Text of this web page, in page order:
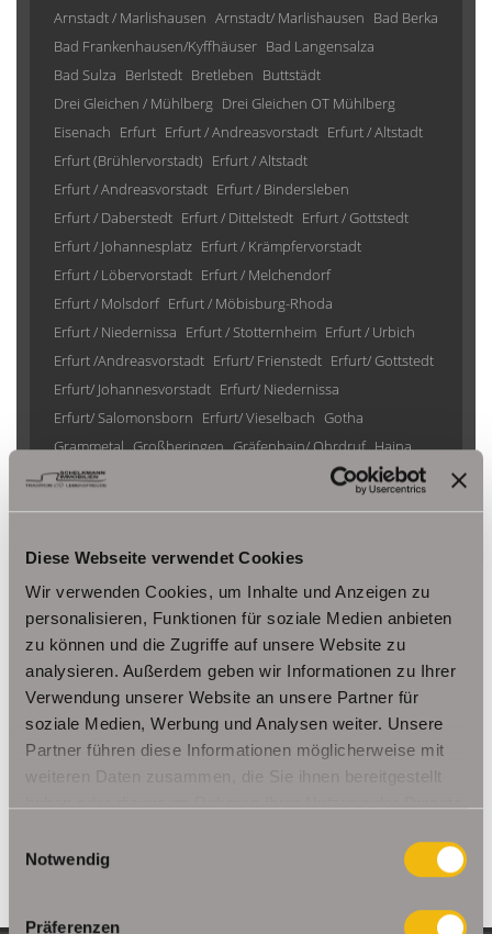
Diese Webseite verwendet Cookies
Wir verwenden Cookies, um Inhalte und Anzeigen zu
personalisieren, Funktionen für soziale Medien anbieten
zu können und die Zugriffe auf unsere Website zu
analysieren. Außerdem geben wir Informationen zu Ihrer
Verwendung unserer Website an unsere Partner für
soziale Medien, Werbung und Analysen weiter. Unsere
Partner führen diese Informationen möglicherweise mit
weiteren Daten zusammen, die Sie ihnen bereitgestellt
Notwendig
Präferenzen
Arnstadt / Marlishausen Arnstadt/ Marlishausen Bad Berka
Bad Frankenhausen/Kyffhäuser Bad Langensalza
Bad Sulza Berlstedt Bretleben Buttstädt
Drei Gleichen / Mühlberg Drei Gleichen OT Mühlberg
Eisenach Erfurt Erfurt / Andreasvorstadt Erfurt / Altstadt
Erfurt (Brühlervorstadt) Erfurt / Altstadt
Erfurt / Andreasvorstadt Erfurt / Bindersleben
Erfurt / Daberstedt Erfurt / Dittelstedt Erfurt / Gottstedt
Erfurt / Johannesplatz Erfurt / Krämpfervorstadt
Erfurt / Löbervorstadt Erfurt / Melchendorf
Erfurt / Molsdorf Erfurt / Möbisburg-Rhoda
Erfurt / Niedernissa Erfurt / Stotternheim Erfurt / Urbich
Erfurt /Andreasvorstadt Erfurt/ Frienstedt Erfurt/ Gottstedt
Erfurt/ Johannesvorstadt Erfurt/ Niedernissa
Erfurt/ Salomonsborn Erfurt/ Vieselbach Gotha
Grammetal Großheringen Gräfenhain/ Ohrdruf Haina
Herbsleben
Ohrdruf Riethnordhausen Ruhla
Saalfeld/Saale / Remschütz Steinbach-Hallenberg/ Viernau
Tonna / Gräfentonna Udestedt
Unstrut- Hainich /Großengottern
Weimar / Legefeld
Immo Am Ettersberg Haus Am Ettersberg Häuser Am Ettersberg
kaufen Am Ettersberg Immobilie Am Ettersberg Immobilien Am
Ettersberg
Hauskauf Am Ettersberg
Immobilienkauf Am